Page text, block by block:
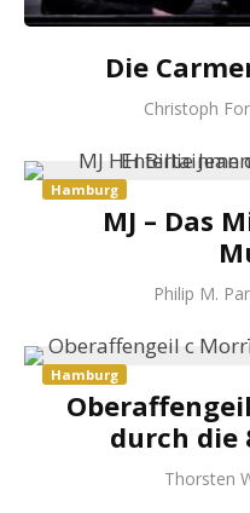
Die
Christoph
Hamburg
MJ – Das
Philip M.
Hamburg
durch die
Thorsten